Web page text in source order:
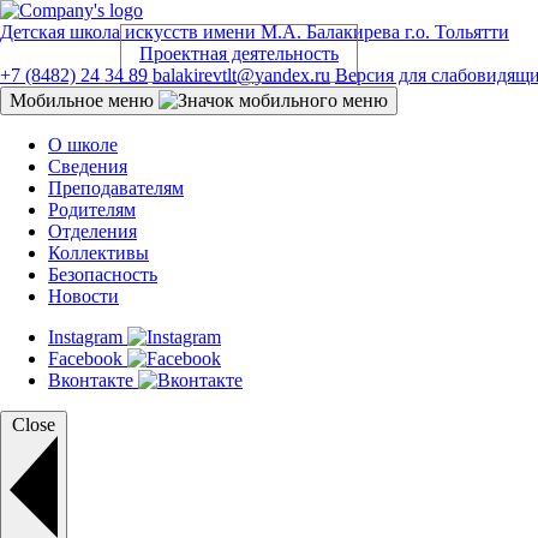
Детская школа искусствимени М.А. Балакирева г.о. Тольятти
Проектная деятельность
+7 (8482) 24 34 89 balakirevtlt@yandex.ru Версия для
Мобильное меню
О школе
Сведения
Преподавателям
Родителям
Отделения
Коллективы
Безопасность
Новости
Instagram
Facebook
Вконтакте
Close